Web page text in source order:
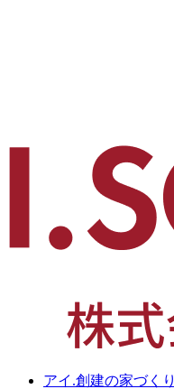
アイ.創建の家づくり